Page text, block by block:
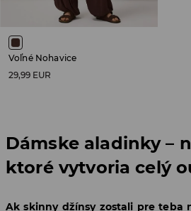
Voľné Nohavice
29,99 EUR
Dámske aladinky –
ktoré vytvoria celý
Ak skinny džínsy zostali pre teba